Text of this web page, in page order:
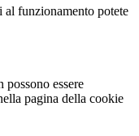
al funzionamento potete
essere
pagina della cookie